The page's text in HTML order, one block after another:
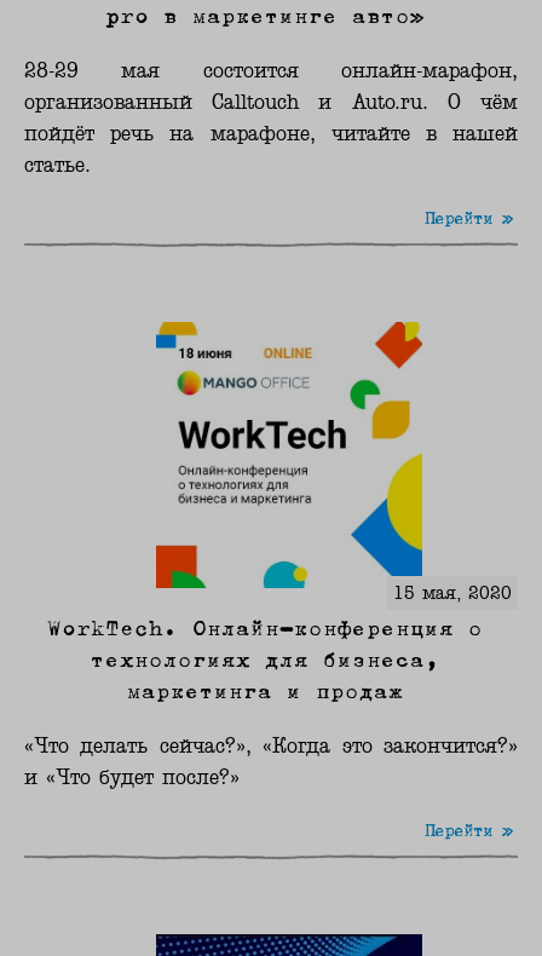
pro в маркетинге авто»
28-29 мая состоится онлайн-марафон,
организованный Calltouch и Auto.ru. О чём
пойдёт речь на марафоне, читайте в нашей
статье.
Перейти »
15 мая, 2020
WorkTech. Онлайн-конференция о
технологиях для бизнеса,
маркетинга и продаж
«Что делать сейчас?», «Когда это закончится?»
и «Что будет после?»
Перейти »